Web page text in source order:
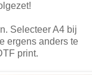
Selecteer A4 bij
ergens anders te
print.